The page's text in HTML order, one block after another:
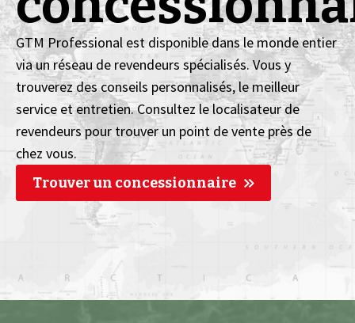
GTM Professional est disponible dans le monde entier
via un réseau de revendeurs spécialisés. Vous y
trouverez des conseils personnalisés, le meilleur
service et entretien. Consultez le localisateur de
revendeurs pour trouver un point de vente près de
chez vous.
Trouver un concessionnaire